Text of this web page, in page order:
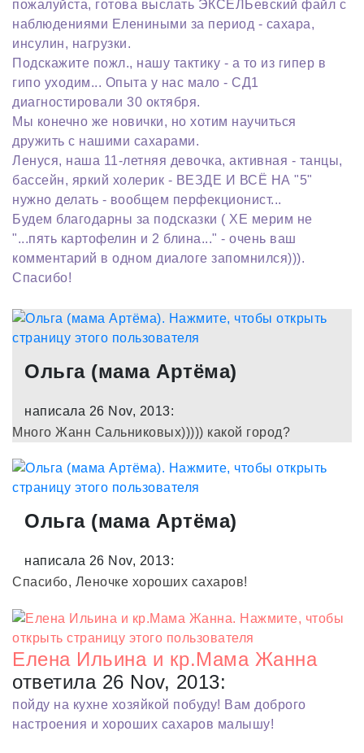
пожалуйста, готова выслать ЭКСЕЛЬевский файл с
наблюдениями Елениными за период - сахара,
инсулин, нагрузки.
Подскажите пожл., нашу тактику - а то из гипер в
гипо уходим... Опыта у нас мало - СД1
диагностировали 30 октября.
Мы конечно же новички, но хотим научиться
дружить с нашими сахарами.
Ленуся, наша 11-летняя девочка, активная - танцы,
бассейн, яркий холерик - ВЕЗДЕ И ВСЁ НА "5"
нужно делать - вообщем перфекционист...
Будем благодарны за подсказки ( ХЕ мерим не
"...пять картофелин и 2 блина..." - очень ваш
комментарий в одном диалоге запомнился))).
Спасибо!
Ольга (мама Артёма)
написала 26 Nov, 2013:
Много Жанн Сальниковых))))) какой город?
Ольга (мама Артёма)
написала 26 Nov, 2013:
Спасибо, Леночке хороших сахаров!
Елена Ильина и кр.Мама Жанна
ответила 26 Nov, 2013:
пойду на кухне хозяйкой побуду! Вам доброго
настроения и хороших сахаров малышу!